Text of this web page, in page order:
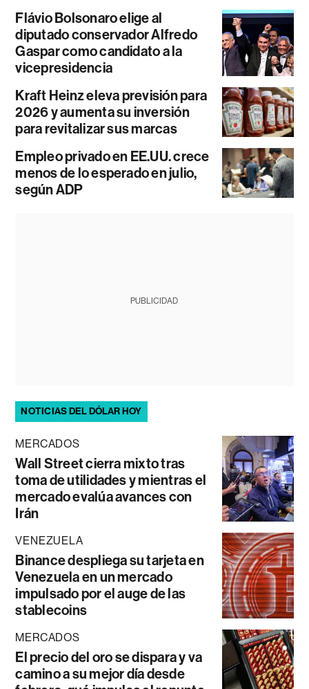
Flávio Bolsonaro elige al
diputado conservador Alfredo
Gaspar como candidato a la
vicepresidencia
Kraft Heinz eleva previsión para
2026 y aumenta su inversión
para revitalizar sus marcas
Empleo privado en EE.UU. crece
menos de lo esperado en julio,
según ADP
PUBLICIDAD
NOTICIAS DEL DÓLAR HOY
MERCADOS
Wall Street cierra mixto tras
toma de utilidades y mientras el
mercado evalúa avances con
Irán
VENEZUELA
Binance despliega su tarjeta en
Venezuela en un mercado
impulsado por el auge de las
stablecoins
MERCADOS
El precio del oro se dispara y va
camino a su mejor día desde